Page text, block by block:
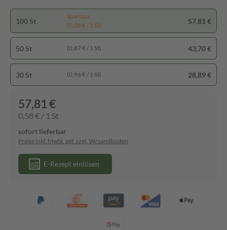
100 St
Spartipp
(0,58 € / 1 St)
57,81 €
50 St (0,87 € / 1 St) 43,70 €
30 St (0,96 € / 1 St) 28,89 €
57,81 €
0,58 € / 1 St
sofort lieferbar
Preise inkl. MwSt. ggf. zzgl. Versandkosten
E-Rezept einlösen